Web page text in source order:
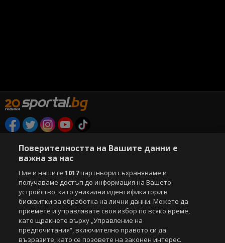
Този уебсайт е собственост наSportal Media Group
За нас За рекламa
Етични правила на НСС
Лични данни
Управление на предпочитания
Съдържанието на този уеб сайт и технологиите, използвани в него, са
под закрила на Закона за авторското право и сродните му права.
Всички статии, репортажи, интервюта и други текстови, графични и
видео материали, публикувани в сайта, са собственост на Агенция
Поверителността на Вашите данни е
важна за нас
Ние и нашите1017партньори съхраняваме и
получаваме достъп до информация на Вашето
устройство, като уникални идентификатори в
бисквитки за обработка на лични данни. Можете да
приемете и управлявате своя избор по всяко време,
като щракнете върху „Управление на
предпочитания“, включително правото си да
възразите, като се позовете на законен интерес.